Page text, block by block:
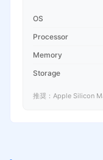
OS
Processor
Memory
Storage
推奨：Apple Silicon